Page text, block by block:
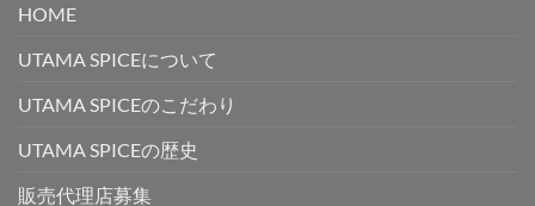
HOME
UTAMA SPICEについて
UTAMA SPICEのこだわり
UTAMA SPICEの歴史
販売代理店募集